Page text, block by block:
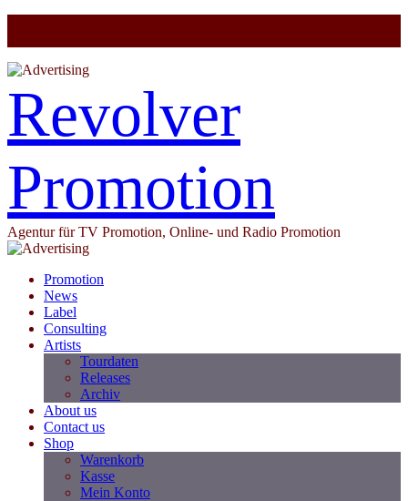
Revolver
Promotion
Agentur für TV Promotion, Online- und Radio Promotion
Promotion
News
Label
Consulting
Artists
Tourdaten
Releases
Archiv
About us
Contact us
Shop
Warenkorb
Kasse
Mein Konto